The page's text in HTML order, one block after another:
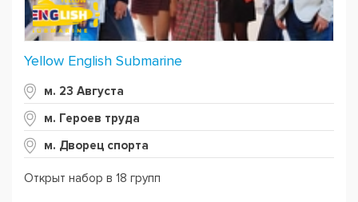
Yellow English Submarine
м. 23 Августа
м. Героев труда
м. Дворец спорта
Открыт набор в 18 групп